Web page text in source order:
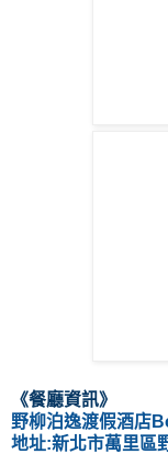
《餐廳資訊》
野柳泊逸渡假酒店
地址:新北市萬里區